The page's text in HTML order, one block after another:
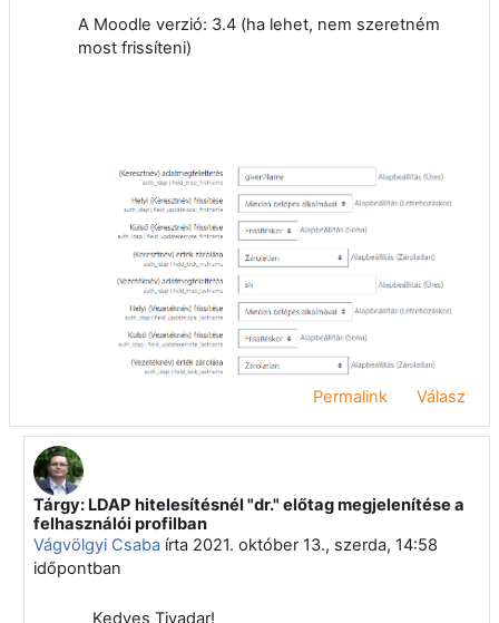
A Moodle verzió: 3.4 (ha lehet, nem szeretném
most frissíteni)
Permalink Válasz
Válasz erre: Okolicsányi Tivadar
Tárgy: LDAP hitelesítésnél "dr." előtag megjelenítése a
felhasználói profilban
Vágvölgyi Csabaírta 2021. október 13., szerda, 14:58
időpontban
Kedves Tivadar!